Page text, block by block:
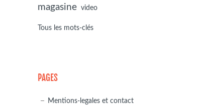
magasine video
Tous les mots-clés
PAGES
Mentions-legales et contact